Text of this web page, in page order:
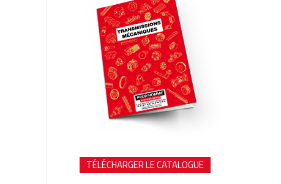
TÉLÉCHARGER LE CATALOGUE